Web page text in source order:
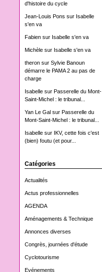
d'histoire du cycle
Jean-Louis Pons sur Isabelle
s'en va
Fabien sur Isabelle s'en va
Michèle sur Isabelle s'en va
theron sur Sylvie Banoun
démarre le PAMA 2 au pas de
charge
Isabelle sur Passerelle du Mont-
Saint-Michel : le tribunal...
Yan Le Gal sur Passerelle du
Mont-Saint-Michel : le tribunal...
Isabelle sur IKV, cette fois c'est
(bien) foutu (et pour...
Catégories
Actualités
Actus professionnelles
AGENDA
Aménagements & Technique
Annonces diverses
Congrès, journées d'étude
Cyclotourisme
Evénements